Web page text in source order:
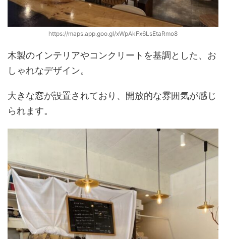
https://maps.app.goo.gl/xWpAkFx6LsEtaRmo8
木製のインテリアやコンクリートを基調とした、お
しゃれなデザイン。
大きな窓が設置されており、開放的な雰囲気が感じ
られます。